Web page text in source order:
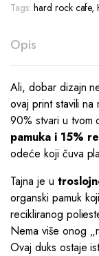
Tags: hard rock cafe,
Opis
Ali, dobar dizajn
ovaj print stavili
90% stvari u tvom
pamuka i 15%
odeće koji čuva
Tajna je u
organski pamuk
recikliranog
Nema više onog
Ovaj duks ostaje